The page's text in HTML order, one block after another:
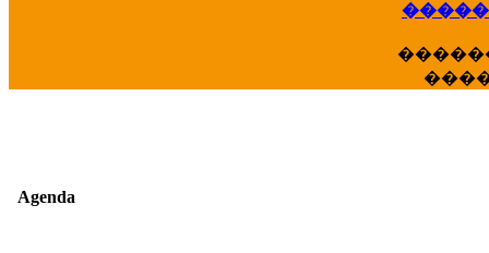
Agenda